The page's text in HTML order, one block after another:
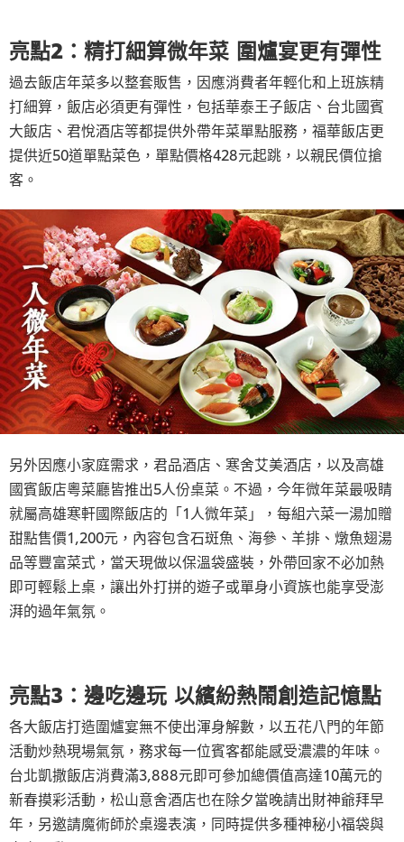
亮點2：精打細算微年菜 圍爐宴更有彈性
過去飯店年菜多以整套販售，因應消費者年輕化和上班族精
打細算，飯店必須更有彈性，包括華泰王子飯店、台北國賓
大飯店、君悅酒店等都提供外帶年菜單點服務，福華飯店更
提供近50道單點菜色，單點價格428元起跳，以親民價位搶
客。
另外因應小家庭需求，君品酒店、寒舍艾美酒店，以及高雄
國賓飯店粵菜廳皆推出5人份桌菜。不過，今年微年菜最吸睛
就屬高雄寒軒國際飯店的「1人微年菜」，每組六菜一湯加贈
甜點售價1,200元，內容包含石斑魚、海參、羊排、燉魚翅湯
品等豐富菜式，當天現做以保溫袋盛裝，外帶回家不必加熱
即可輕鬆上桌，讓出外打拼的遊子或單身小資族也能享受澎
湃的過年氣氛。
亮點3：邊吃邊玩 以繽紛熱鬧創造記憶點
各大飯店打造圍爐宴無不使出渾身解數，以五花八門的年節
活動炒熱現場氣氛，務求每一位賓客都能感受濃濃的年味。
台北凱撒飯店消費滿3,888元即可參加總價值高達10萬元的
新春摸彩活動，松山意舍酒店也在除夕當晚請出財神爺拜早
年，另邀請魔術師於桌邊表演，同時提供多種神秘小福袋與